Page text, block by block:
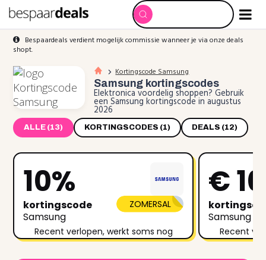
Bespaardeals verdient mogelijk commissie wanneer je via onze deals
shopt.
Kortingscode Samsung
Samsung kortingscodes
Elektronica voordelig shoppen? Gebruik
een Samsung kortingscode in augustus
2026
ALLE (13) KORTINGSCODES (1) DEALS (12)
10%
kortingscode
Samsung
ZOMERSAL
Recent verlopen, werkt soms nog
€
Samsung
Recent